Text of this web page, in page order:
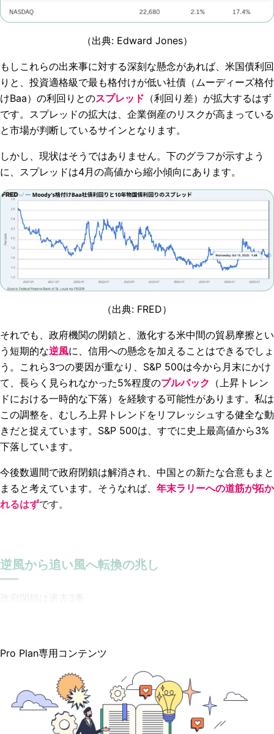
（出典: Edward Jones）
もしこれらの出来事に対する深刻な懸念があれば、米国債利回
りと、投資適格級で最も格付けが低い社債（ムーディーズ格付
けBaa）の利回りとのスプレッド （利回り差）が拡大するはず
です。スプレッドの拡大は、企業倒産のリスクが高まっている
と市場が判断しているサインとなります。
しかし、現状はそうではありません。下のグラフが示すよう
に、スプレッドは4月の高値から縮小傾向にあります。
（出典: FRED）
それでも、政府機関の閉鎖と、激化する米中間の貿易摩擦とい
う短期的な逆風に、信用への懸念を加えることはできるでしょ
う。これら3つの要因が重なり、S&P 500は今から月末にかけ
て、長らく見られなかった5%程度のプルバック （上昇トレン
ドにおける一時的な下落）を経験する可能性があります。私は
この調整を、むしろ上昇トレンドをリフレッシュする健全な動
きだと捉えています。S&P 500は、すでに史上最高値から3%
下落しています。
今後数週間で政府閉鎖は解消され、中国との新たな合意もまと
まると考えています。そうなれば、 年末ラリーへの道筋が拓か
れるはずです。
逆風から追い風へ転換の兆し
政府閉鎖は過去3番
Pro Plan専用コンテンツ